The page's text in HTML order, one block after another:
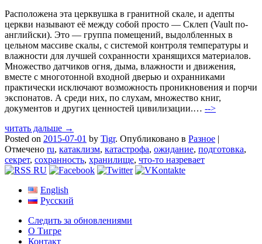
Расположена эта церквушка в гранитной скале, и адепты
церкви называют её между собой просто — Склеп (Vault по-
английски). Это — группа помещений, выдолбленных в
цельном массиве скалы, с системой контроля температуры и
влажности для лучшей сохранности хранящихся материалов.
Множество датчиков огня, дыма, влажности и движения,
вместе с многотонной входной дверью и охранниками
практически исключают возможность проникновения и порчи
экспонатов. А среди них, по слухам, множество книг,
документов и других ценностей цивилизации.… -->
читать дальше →
Posted on 2015-07-01 by Tigr. Опубликовано в Разное |
Отмечено ru, катаклизм, катастрофа, ожидание, подготовка,
секрет, сохранность, хранилище, что-то назревает
English
Русский
Следить за обновлениями
О Тигре
Контакт